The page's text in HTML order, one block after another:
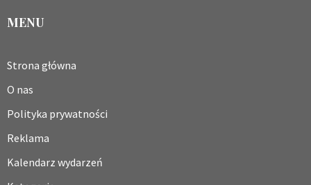
MENU
Strona główna
O nas
Polityka prywatności
Reklama
Kalendarz wydarzeń